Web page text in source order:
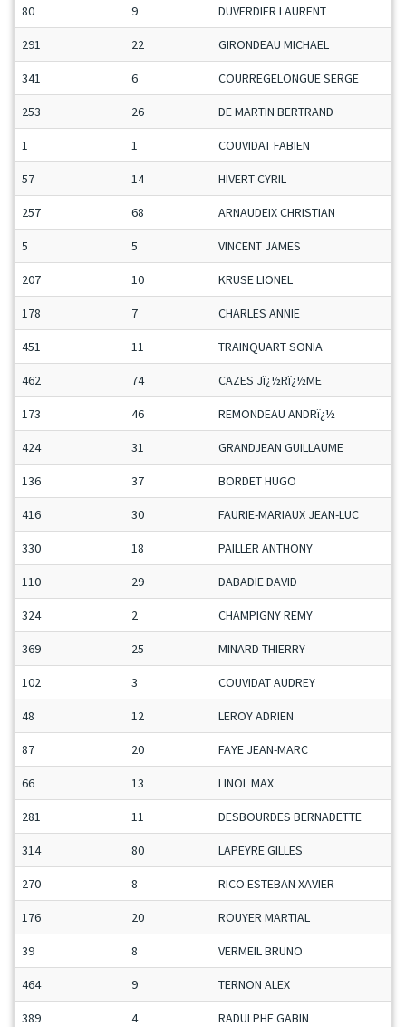
80 9 DUVERDIER LAURENT
291 22 GIRONDEAU MICHAEL
341 6 COURREGELONGUE SERGE
253 26 DE MARTIN BERTRAND
1 1 COUVIDAT FABIEN
57 14 HIVERT CYRIL
257 68 ARNAUDEIX CHRISTIAN
5 5 VINCENT JAMES
207 10 KRUSE LIONEL
178 7 CHARLES ANNIE
451 11 TRAINQUART SONIA
462 74 CAZES Jï¿½Rï¿½ME
173 46 REMONDEAU ANDRï¿½
424 31 GRANDJEAN GUILLAUME
136 37 BORDET HUGO
416 30 FAURIE-MARIAUX JEAN-LUC
330 18 PAILLER ANTHONY
110 29 DABADIE DAVID
324 2 CHAMPIGNY REMY
369 25 MINARD THIERRY
102 3 COUVIDAT AUDREY
48 12 LEROY ADRIEN
87 20 FAYE JEAN-MARC
66 13 LINOL MAX
281 11 DESBOURDES BERNADETTE
314 80 LAPEYRE GILLES
270 8 RICO ESTEBAN XAVIER
176 20 ROUYER MARTIAL
39 8 VERMEIL BRUNO
464 9 TERNON ALEX
389 4 RADULPHE GABIN